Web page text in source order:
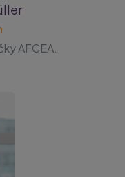
AFCEA.